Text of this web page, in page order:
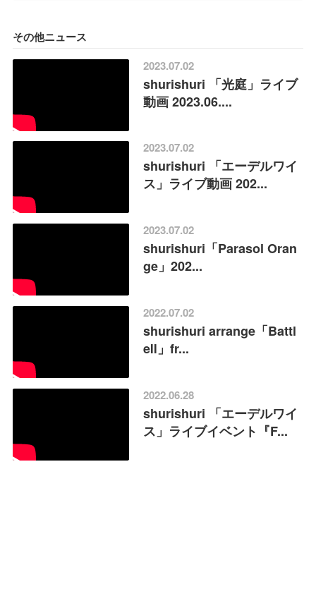
その他ニュース
2023.07.02
shurishuri 「光庭」ライブ
動画 2023.06....
2023.07.02
shurishuri 「エーデルワイ
ス」ライブ動画 202...
2023.07.02
shurishuri「Parasol Oran
ge」202...
2022.07.02
shurishuri arrange「Battl
eⅡ」fr...
2022.06.28
shurishuri 「エーデルワイ
ス」ライブイベント『F...